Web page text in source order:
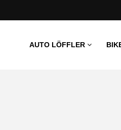
AUTO LÖFFLER